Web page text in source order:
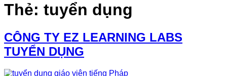
Thẻ: tuyển dụng
CÔNG TY EZ LEARNING LABS
TUYỂN DỤNG